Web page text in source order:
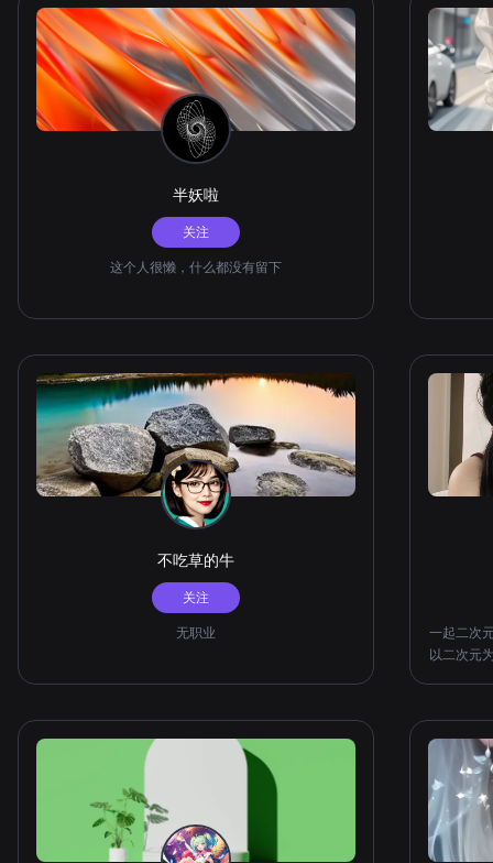
半妖啦
关注
这个人很懒，什么都没有留下
不吃草的牛
关注
无职业
一起二次
以二次元